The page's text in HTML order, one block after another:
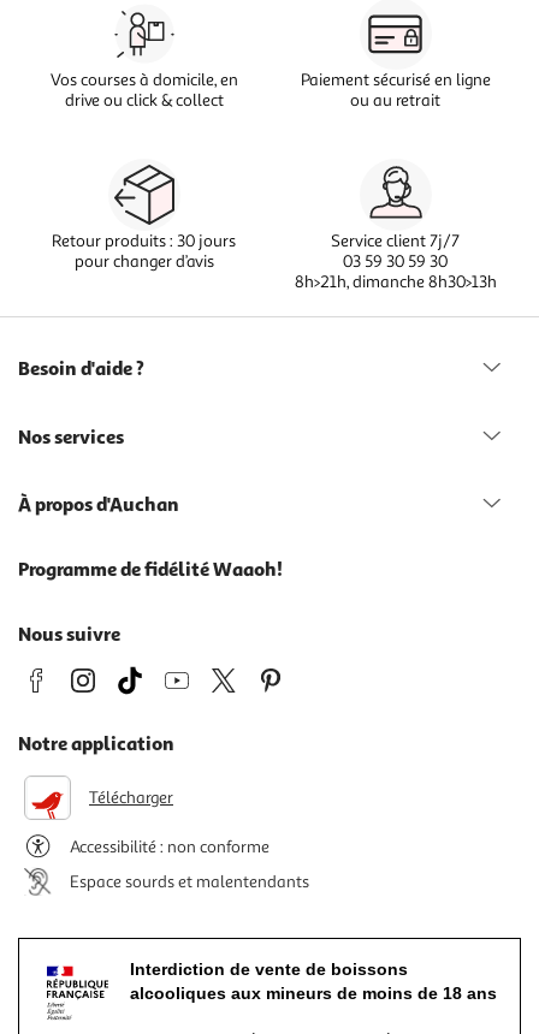
Vos courses à domicile, en
drive ou click & collect
Paiement sécurisé en ligne
ou au retrait
Retour produits : 30 jours
pour changer d’avis
Service client 7j/7
03 59 30 59 30
8h>21h, dimanche 8h30>13h
Besoin d'aide ?
Nos services
À propos d'Auchan
Programme de fidélité Waaoh!
Nous suivre
Notre application
Télécharger
Accessibilité : non conforme
Espace sourds et malentendants
Interdiction de vente de boissons
alcooliques aux mineurs de moins de 18 ans